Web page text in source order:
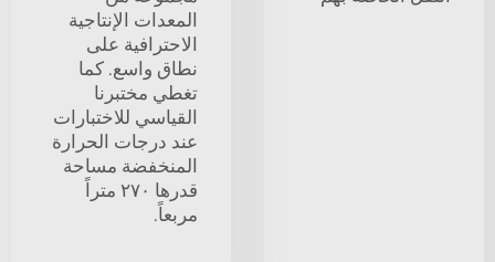
المعدات الإنتاجية
الاحترافية على
نطاق واسع. كما
تغطي مختبرنا
القياسي للاختبارات
عند درجات الحرارة
المنخفضة مساحة
قدرها ٢٧٠ متراً
مربعاً.